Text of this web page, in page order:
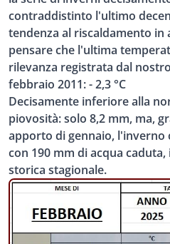
contraddistinto l'ultimo
tendenza al riscaldamento in
pensare che l'ultima
rilevanza registrata dal
febbraio 2011: - 2,3 °C
Decisamente inferiore alla
piovosità: solo 8,2 mm, ma,
apporto di gennaio, l'inverno
con 190 mm di acqua
storica stagionale.